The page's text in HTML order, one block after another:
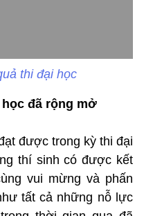
thi đại học
đã rộng mở
được trong kỳ thi đại
thí sinh có được kết
vui mừng và phấn
tất cả những nỗ lực